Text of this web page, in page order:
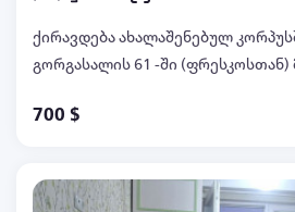
ქირავდება ახალაშენებულ
გორგასალის 61 -ში (ფრესკოსთან)
700 $